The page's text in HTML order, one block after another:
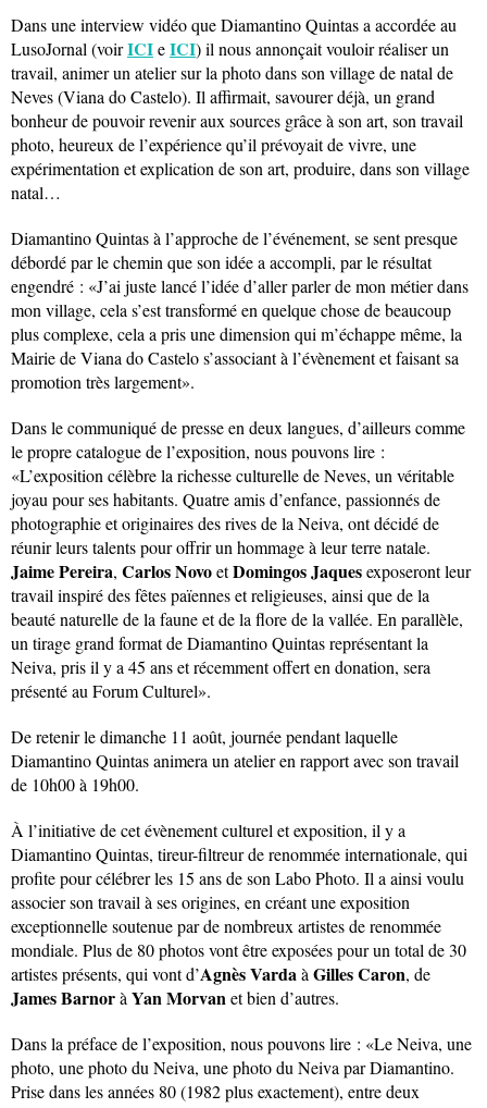
Dans une interview vidéo que Diamantino Quintas a accordée au
LusoJornal (voirICIeICI) il nous annonçait vouloir réaliser un
travail, animer un atelier sur la photo dans son village de natal de
Neves (Viana do Castelo). Il affirmait, savourer déjà, un grand
bonheur de pouvoir revenir aux sources grâce à son art, son travail
photo, heureux de l’expérience qu’il prévoyait de vivre, une
expérimentation et explication de son art, produire, dans son village
natal…
Diamantino Quintas à l’approche de l’événement, se sent presque
débordé par le chemin que son idée a accompli, par le résultat
engendré : «J’ai juste lancé l’idée d’aller parler de mon métier dans
mon village, cela s’est transformé en quelque chose de beaucoup
plus complexe, cela a pris une dimension qui m’échappe même, la
Mairie de Viana do Castelo s’associant à l’évènement et faisant sa
promotion très largement».
Dans le communiqué de presse en deux langues, d’ailleurs comme
le propre catalogue de l’exposition, nous pouvons lire :
«L’exposition célèbre la richesse culturelle de Neves, un véritable
joyau pour ses habitants. Quatre amis d’enfance, passionnés de
photographie et originaires des rives de la Neiva, ont décidé de
réunir leurs talents pour offrir un hommage à leur terre natale.
Jaime Pereira, Carlos NovoetDomingos Jaquesexposeront leur
travail inspiré des fêtes païennes et religieuses, ainsi que de la
beauté naturelle de la faune et de la flore de la vallée. En parallèle,
un tirage grand format de Diamantino Quintas représentant la
Neiva, pris il y a 45 ans et récemment offert en donation, sera
présenté au Forum Culturel».
De retenir le dimanche 11 août, journée pendant laquelle
Diamantino Quintas animera un atelier en rapport avec son travail
de 10h00 à 19h00.
À l’initiative de cet évènement culturel et exposition, il y a
Diamantino Quintas, tireur-filtreur de renommée internationale, qui
profite pour célébrer les 15 ans de son Labo Photo. Il a ainsi voulu
associer son travail à ses origines, en créant une exposition
exceptionnelle soutenue par de nombreux artistes de renommée
mondiale. Plus de 80 photos vont être exposées pour un total de 30
artistes présents, qui vont d’Agnès Vardaà Gilles Caron, de
James Barnorà Yan Morvanet bien d’autres.
Dans la préface de l’exposition, nous pouvons lire : «Le Neiva, une
photo, une photo du Neiva, une photo du Neiva par Diamantino.
Prise dans les années 80 (1982 plus exactement), entre deux